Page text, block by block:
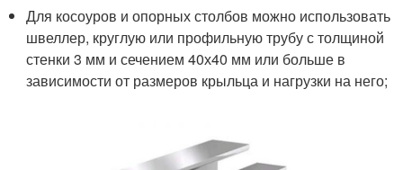
Для косоуров и опорных столбов можно использовать
швеллер, круглую или профильную трубу с толщиной
стенки 3 мм и сечением 40х40 мм или больше в
зависимости от размеров крыльца и нагрузки на него;